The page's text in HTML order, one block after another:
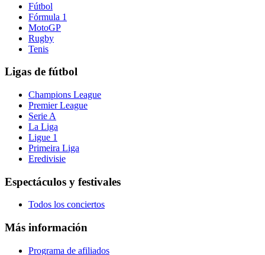
Fútbol
Fórmula 1
MotoGP
Rugby
Tenis
Ligas de fútbol
Champions League
Premier League
Serie A
La Liga
Ligue 1
Primeira Liga
Eredivisie
Espectáculos y festivales
Todos los conciertos
Más información
Programa de afiliados